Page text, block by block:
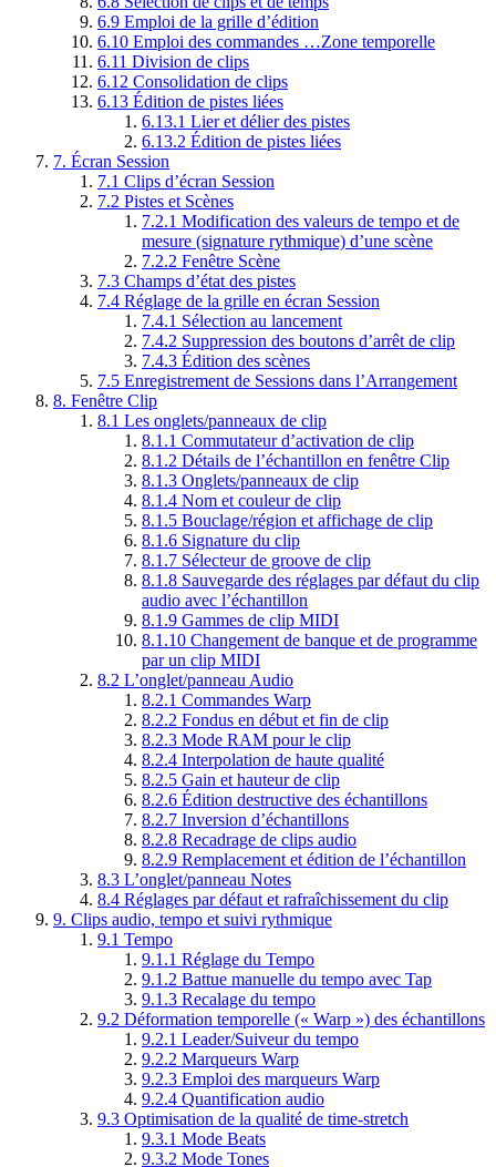
6.9 Emploi de la grille d’édition
6.10 Emploi des commandes …Zone temporelle
6.11 Division de clips
6.12 Consolidation de clips
6.13 Édition de pistes liées
6.13.1 Lier et délier des pistes
6.13.2 Édition de pistes liées
7. Écran Session
7.1 Clips d’écran Session
7.2 Pistes et Scènes
7.2.1 Modification des valeurs de tempo et de
mesure (signature rythmique) d’une scène
7.2.2 Fenêtre Scène
7.3 Champs d’état des pistes
7.4 Réglage de la grille en écran Session
7.4.1 Sélection au lancement
7.4.2 Suppression des boutons d’arrêt de clip
7.4.3 Édition des scènes
7.5 Enregistrement de Sessions dans l’Arrangement
8. Fenêtre Clip
8.1 Les onglets/panneaux de clip
8.1.1 Commutateur d’activation de clip
8.1.2 Détails de l’échantillon en fenêtre Clip
8.1.3 Onglets/panneaux de clip
8.1.4 Nom et couleur de clip
8.1.5 Bouclage/région et affichage de clip
8.1.6 Signature du clip
8.1.7 Sélecteur de groove de clip
8.1.8 Sauvegarde des réglages par défaut du clip
audio avec l’échantillon
8.1.9 Gammes de clip MIDI
8.1.10 Changement de banque et de programme
par un clip MIDI
8.2 L’onglet/panneau Audio
8.2.1 Commandes Warp
8.2.2 Fondus en début et fin de clip
8.2.3 Mode RAM pour le clip
8.2.4 Interpolation de haute qualité
8.2.5 Gain et hauteur de clip
8.2.6 Édition destructive des échantillons
8.2.7 Inversion d’échantillons
8.2.8 Recadrage de clips audio
8.2.9 Remplacement et édition de l’échantillon
8.3 L’onglet/panneau Notes
8.4 Réglages par défaut et rafraîchissement du clip
9. Clips audio, tempo et suivi rythmique
9.1 Tempo
9.1.1 Réglage du Tempo
9.1.2 Battue manuelle du tempo avec Tap
9.1.3 Recalage du tempo
9.2 Déformation temporelle (« Warp ») des échantillons
9.2.1 Leader/Suiveur du tempo
9.2.2 Marqueurs Warp
9.2.3 Emploi des marqueurs Warp
9.2.4 Quantification audio
9.3 Optimisation de la qualité de time-stretch
9.3.1 Mode Beats
9.3.2 Mode Tones